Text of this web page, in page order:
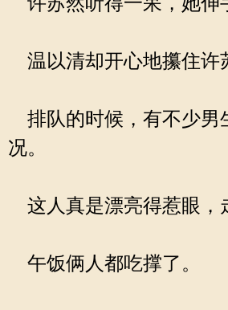
温以清却开心地攥住许
排队的时候，有不少男
况。
这人真是漂亮得惹眼，
午饭俩人都吃撑了。